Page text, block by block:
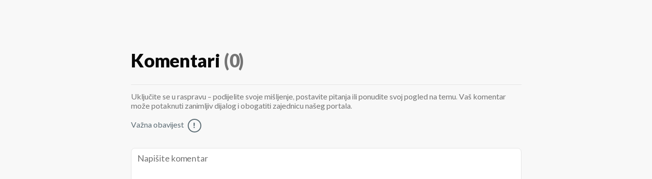
Komentari (0)
Uključite se u raspravu – podijelite svoje mišljenje, postavite pitanja ili ponudite svoj pogled na temu. Vaš komentar
može potaknuti zanimljiv dijalog i obogatiti zajednicu našeg portala.
Važna obavijest !